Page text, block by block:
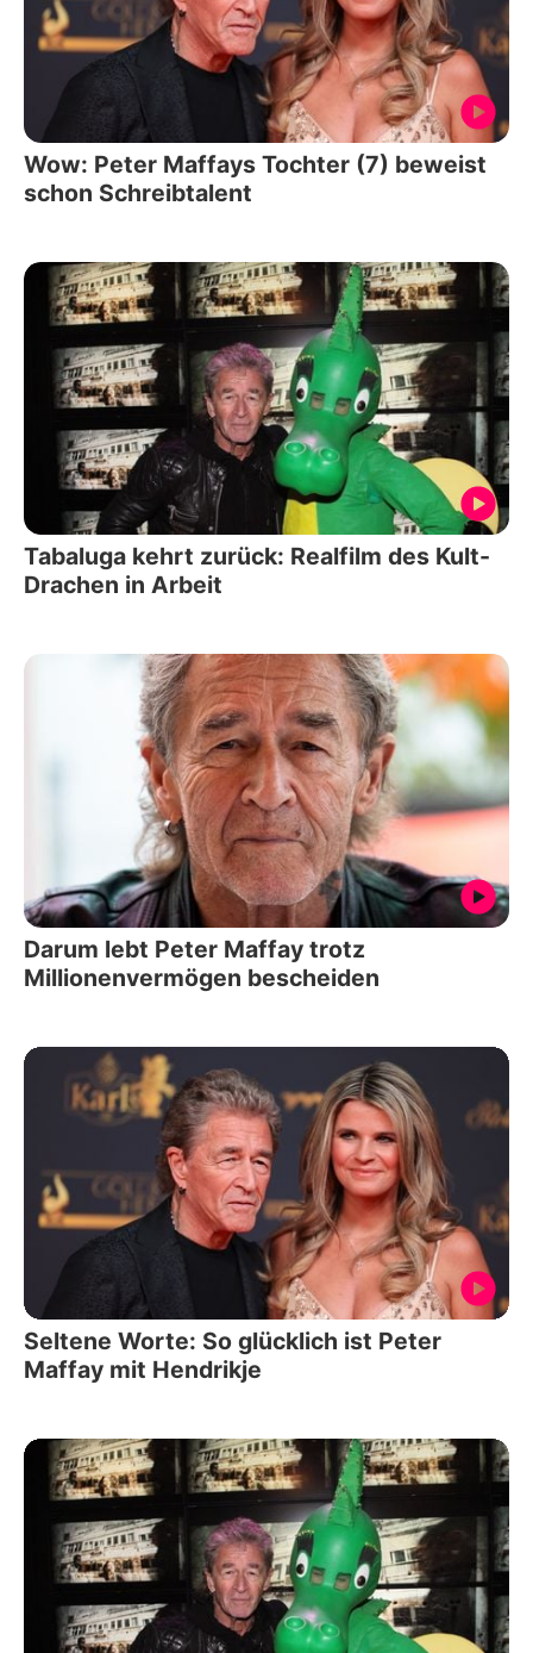
Wow: Peter Maffays Tochter (7) beweist
schon Schreibtalent
Tabaluga kehrt zurück: Realfilm des Kult-
Drachen in Arbeit
Darum lebt Peter Maffay trotz
Millionenvermögen bescheiden
Seltene Worte: So glücklich ist Peter
Maffay mit Hendrikje